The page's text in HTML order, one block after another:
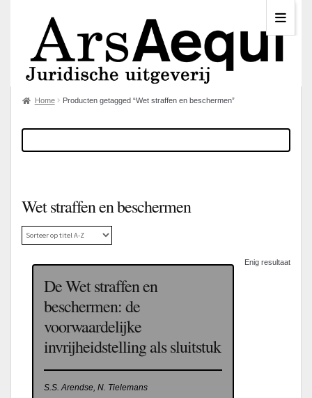
Home Producten getagged “Wet straffen en beschermen”
Wet straffen en beschermen
Enig resultaat
De Wet straffen en
beschermen: de
voorwaardelijke
invrijheidstelling als sluitstuk
S.S. Arendse, N. Tielemans